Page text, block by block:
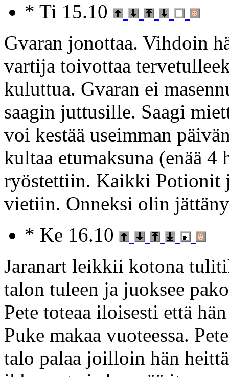
* Ti 15.10
Gvaran jonottaa. Vihdoin
vartija toivottaa
kuluttua. Gvaran ei
saagin juttusille. Saagi
voi kestää useimman
kultaa etumaksuna (enää
ryöstettiin. Kaikki Potionit
vietiin. Onneksi olin
* Ke 16.10
Jaranart leikkii kotona
talon tuleen ja juoksee
Pete toteaa iloisesti että
Puke makaa vuoteessa.
talo palaa joilloin hän